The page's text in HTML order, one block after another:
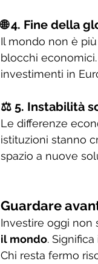
🌐 4. Fine della
Il mondo non è
blocchi
investimenti in
⚖️ 5. Instabilità
Le differenze
istituzioni stanno
spazio a nuove
Guardare
Investire oggi non
il mondo.
Chi resta fermo